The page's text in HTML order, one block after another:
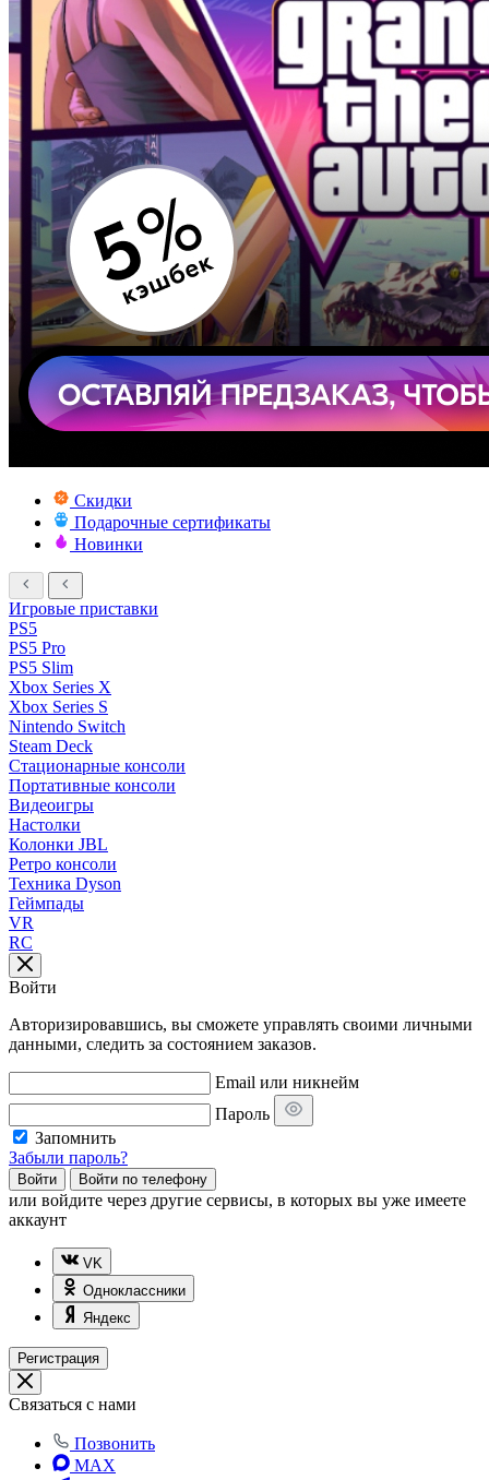
Скидки
Подарочные сертификаты
Новинки
Игровые приставки
PS5
PS5 Pro
PS5 Slim
Xbox Series X
Xbox Series S
Nintendo Switch
Steam Deck
Стационарные консоли
Портативные консоли
Видеоигры
Настолки
Колонки JBL
Ретро консоли
Техника Dyson
Геймпады
VR
RC
Войти
Авторизировавшись, вы сможете управлять своими личными
данными, следить за состоянием заказов.
Email или никнейм
Пароль
Запомнить
Забыли пароль?
Войти Войти по телефону
или войдите через другие сервисы, в которых вы уже имеете
аккаунт
VK
Одноклассники
Яндекс
Регистрация
Связаться с нами
Позвонить
MAX